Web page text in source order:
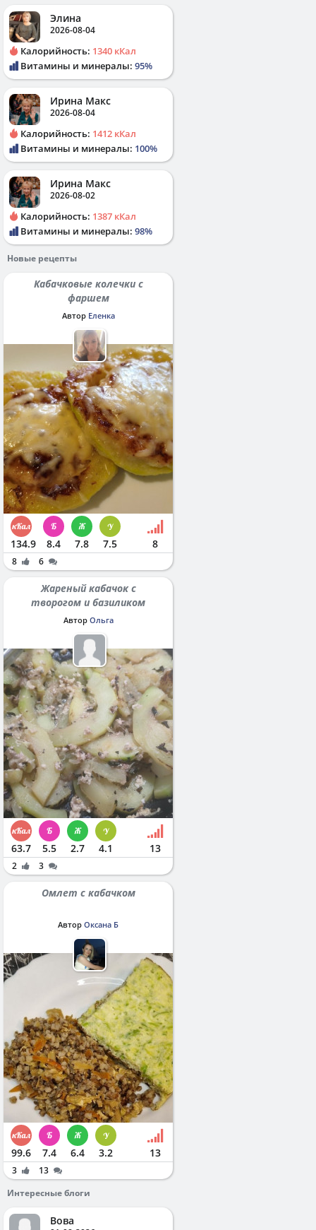
Элина
2026-08-04
Калорийность: 1340 кКал
Витамины и минералы: 95%
Ирина Макс
2026-08-04
Калорийность: 1412 кКал
Витамины и минералы: 100%
Ирина Макс
2026-08-02
Калорийность: 1387 кКал
Витамины и минералы: 98%
Новые рецепты
Кабачковые колечки с
фаршем
Автор Еленка
134.9 8.4 7.8 7.5 8
8 6
Жареный кабачок с
творогом и базиликом
Автор Ольга
63.7 5.5 2.7 4.1 13
2 3
Омлет с кабачком
Автор Оксана Б
99.6 7.4 6.4 3.2 13
3
13
Интересные блоги
Вова